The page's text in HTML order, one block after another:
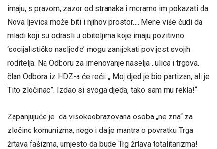
imaju, s pravom, zazor od stranaka i moramo im pokazati da
Nova ljevica može biti i njihov prostor…. Mene više čudi da
mladi koji su odrasli u obiteljima koje imaju pozitivno
‘socijalističko nasljeđe’ mogu zanijekati povijest svojih
roditelja. Na Odboru za imenovanje naselja , ulica i trgova,
član Odbora iz HDZ-a će reći: „ Moj djed je bio partizan, ali je
Tito zločinac”. Izdao si svoga djeda, tako sam mu rekla!“
Zapanjujuće je da visokoobrazovana osoba „ne zna“ za
zločine komunizma, nego i dalje mantra o povratku Trga
žrtava fašizma, umjesto da bude Trg žrtava totalitarizma!